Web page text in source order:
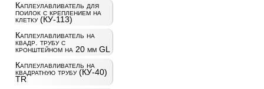
Каплеулавливатель для
поилок с креплением на
клетку (КУ-113)
Каплеулавливатель на
квадр. трубу с
кронштейном на 20 мм GL
Каплеулавливатель на
квадратную трубу (КУ-40)
TR